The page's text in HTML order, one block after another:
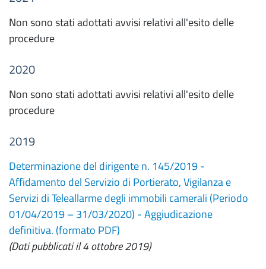
Non sono stati adottati avvisi relativi all'esito delle
procedure
2020
Non sono stati adottati avvisi relativi all'esito delle
procedure
2019
Determinazione del dirigente n. 145/2019 -
Affidamento del Servizio di Portierato, Vigilanza e
Servizi di Teleallarme degli immobili camerali (Periodo
01/04/2019 – 31/03/2020) - Aggiudicazione
definitiva. (formato PDF)
(Dati pubblicati il 4 ottobre 2019)